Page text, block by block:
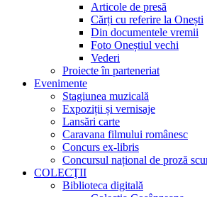
Articole de presă
Cărți cu referire la Onești
Din documentele vremii
Foto Oneștiul vechi
Vederi
Proiecte în parteneriat
Evenimente
Stagiunea muzicală
Expoziții și vernisaje
Lansări carte
Caravana filmului românesc
Concurs ex-libris
Concursul național de proză
COLECŢII
Biblioteca digitală